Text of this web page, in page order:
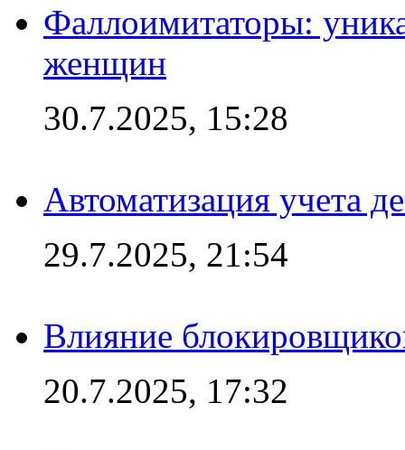
Фаллоимитаторы:
женщин
30.7.2025, 15:28
Автоматизация учета
29.7.2025, 21:54
Влияние
20.7.2025, 17:32